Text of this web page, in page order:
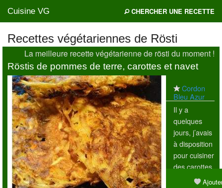
Cuisine VG CHERCHER UNE RECETTE
Mes blogs préférés
Recettes végétariennes de Rösti
La meilleure recette végétarienne de rösti du moment !
Röstis de pommes de terre, carottes et navet
Cordon
Bleu Azur
Il y a
quelques
jours, j’avais
à disposition
pour cuisiner
des carottes